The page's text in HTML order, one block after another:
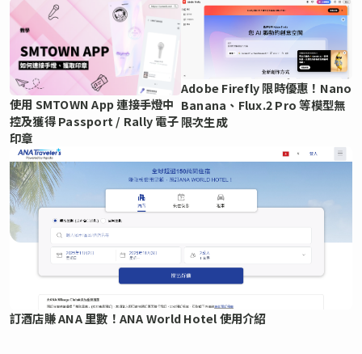
使用 SMTOWN App 連接手燈中
控及獲得 Passport / Rally 電子
印章
Adobe Firefly 限時優惠！Nano
Banana、Flux.2 Pro 等模型無
限次生成
訂酒店賺 ANA 里數！ANA World Hotel 使用介紹